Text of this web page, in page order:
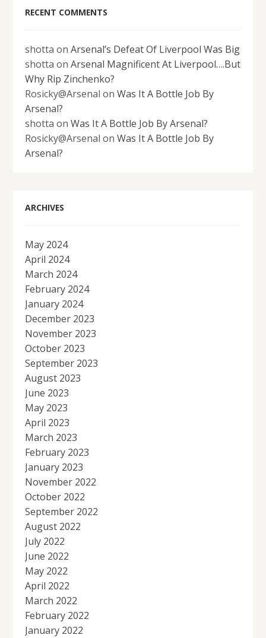
RECENT COMMENTS
shotta onArsenal’s Defeat Of Liverpool Was Big
shotta onArsenal Magnificent At Liverpool….But
Why Rip Zinchenko?
Rosicky@Arsenal onWas It A Bottle Job By
Arsenal?
shotta onWas It A Bottle Job By Arsenal?
Rosicky@Arsenal onWas It A Bottle Job By
Arsenal?
ARCHIVES
May 2024
April 2024
March 2024
February 2024
January 2024
December 2023
November 2023
October 2023
September 2023
August 2023
June 2023
May 2023
April 2023
March 2023
February 2023
January 2023
November 2022
October 2022
September 2022
August 2022
July 2022
June 2022
May 2022
April 2022
March 2022
February 2022
January 2022